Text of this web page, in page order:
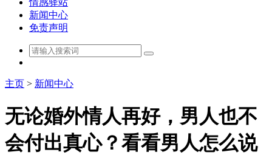
情感驿站
新闻中心
免责声明
主页 > 新闻中心
无论婚外情人再好，男人也不
会付出真心？看看男人怎么说